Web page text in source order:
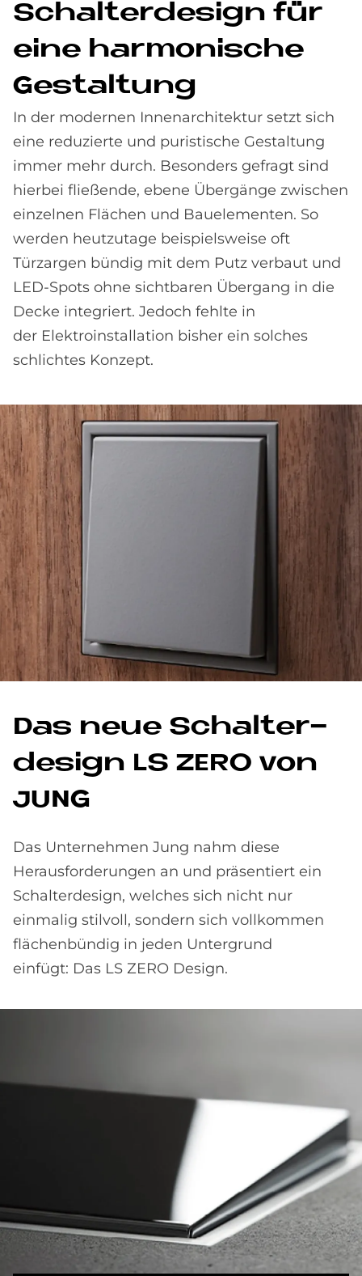
Schal­ter­de­sign für
eine har­mo­ni­sche
Ge­stal­tung
In der modernen Innenarchitektur setzt sich
eine reduzierte und puristische Gestaltung
immer mehr durch. Besonders gefragt sind
hierbei fließende, ebene Übergänge zwischen
einzelnen Flächen und Bauelementen. So
werden heutzutage beispielsweise oft
Türzargen bündig mit dem Putz verbaut und
LED-Spots ohne sichtbaren Übergang in die
Decke integriert. Jedoch fehlte in
der Elektroinstallation bisher ein solches
schlichtes Konzept.
Das neue Schal­ter­
de­sign LS ZERO von
JUNG
Das Unternehmen Jung nahm diese
Herausforderungen an und präsentiert ein
Schalterdesign, welches sich nicht nur
einmalig stilvoll, sondern sich vollkommen
flächenbündig in jeden Untergrund
einfügt: Das LS ZERO Design.